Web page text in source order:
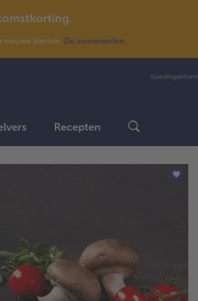
nieuwe klanten. Zie voorwaarden.
Recepten